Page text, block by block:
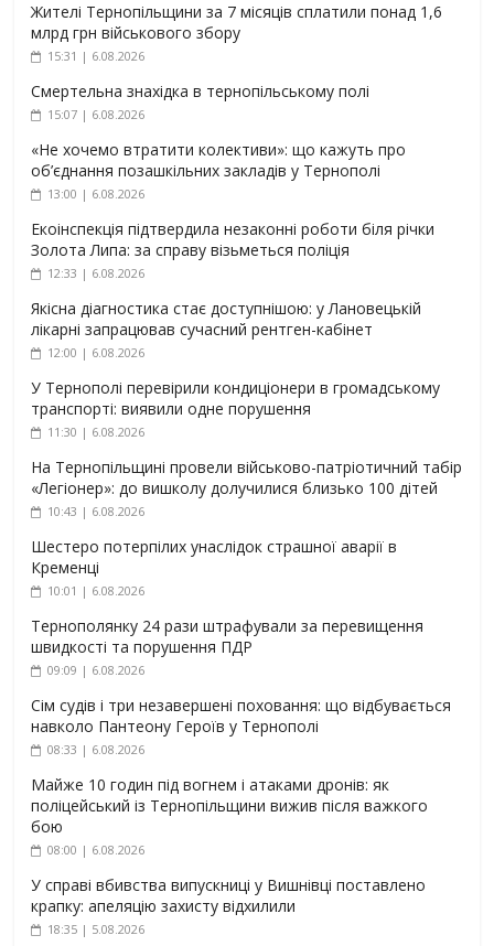
Жителі Тернопільщини за 7 місяців сплатили понад 1,6
млрд грн військового збору
15:31 | 6.08.2026
Смертельна знахідка в тернопільському полі
15:07 | 6.08.2026
«Не хочемо втратити колективи»: що кажуть про
об’єднання позашкільних закладів у Тернополі
13:00 | 6.08.2026
Екоінспекція підтвердила незаконні роботи біля річки
Золота Липа: за справу візьметься поліція
12:33 | 6.08.2026
Якісна діагностика стає доступнішою: у Лановецькій
лікарні запрацював сучасний рентген-кабінет
12:00 | 6.08.2026
У Тернополі перевірили кондиціонери в громадському
транспорті: виявили одне порушення
11:30 | 6.08.2026
На Тернопільщині провели військово-патріотичний табір
«Легіонер»: до вишколу долучилися близько 100 дітей
10:43 | 6.08.2026
Шестеро потерпілих унаслідок страшної аварії в
Кременці
10:01 | 6.08.2026
Тернополянку 24 рази штрафували за перевищення
швидкості та порушення ПДР
09:09 | 6.08.2026
Сім судів і три незавершені поховання: що відбувається
навколо Пантеону Героїв у Тернополі
08:33 | 6.08.2026
Майже 10 годин під вогнем і атаками дронів: як
поліцейський із Тернопільщини вижив після важкого
бою
08:00 | 6.08.2026
У справі вбивства випускниці у Вишнівці поставлено
крапку: апеляцію захисту відхилили
18:35 | 5.08.2026